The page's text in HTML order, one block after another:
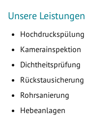
Unsere Leistungen
Hochdruckspülung
Kamerainspektion
Dichtheitsprüfung
Rückstausicherung
Rohrsanierung
Hebeanlagen